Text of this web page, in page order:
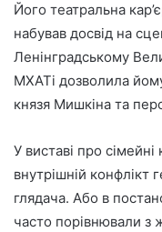
Його театральна
набував досвід на
Ленінградському
МХАТі дозволила
князя Мишкіна та
У виставі про сімейні
внутрішній
глядача. Або в
часто порівнювали